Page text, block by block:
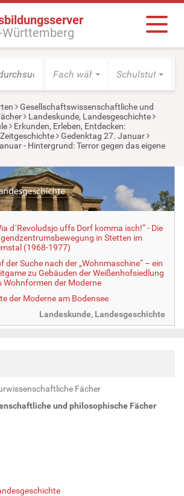
Württemberg
Fach wählen Schulstufe
Gesellschaftswissenschaftliche und
Landeskunde, Landesgeschichte
Erkunden, Erleben, Entdecken:
Zeitgeschichte
Gedenktag 27. Januar
- Hintergrund: Terror gegen das eigene
d´Revoludsjo uffs Dorf komma isch!“ - Die
in Stetten im
(1968-1977)
der Suche nach der „Wohnmaschine“ – ein
zu Gebäuden der Weißenhofsiedlung
Wohnformen der Moderne
der Moderne am Bodensee
Landeskunde, Landesgeschichte
Fächer
und philosophische Fächer